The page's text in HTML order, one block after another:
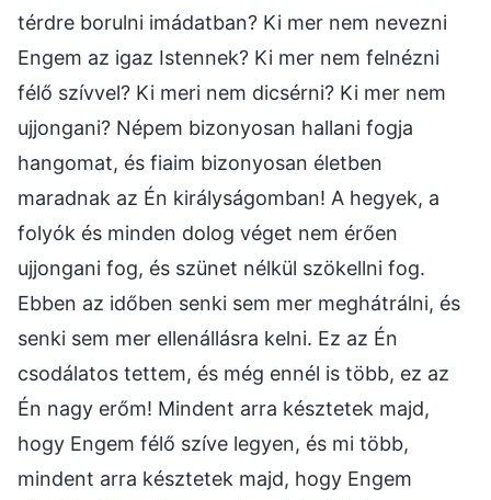
térdre borulni imádatban? Ki mer nem nevezni
Engem az igaz Istennek? Ki mer nem felnézni
félő szívvel? Ki meri nem dicsérni? Ki mer nem
ujjongani? Népem bizonyosan hallani fogja
hangomat, és fiaim bizonyosan életben
maradnak az Én királyságomban! A hegyek, a
folyók és minden dolog véget nem érően
ujjongani fog, és szünet nélkül szökellni fog.
Ebben az időben senki sem mer meghátrálni, és
senki sem mer ellenállásra kelni. Ez az Én
csodálatos tettem, és még ennél is több, ez az
Én nagy erőm! Mindent arra késztetek majd,
hogy Engem félő szíve legyen, és mi több,
mindent arra késztetek majd, hogy Engem